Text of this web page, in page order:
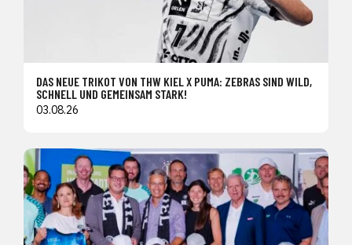
DAS NEUE TRIKOT VON THW KIEL X PUMA: ZEBRAS SIND WILD,
SCHNELL UND GEMEINSAM STARK!
03.08.26